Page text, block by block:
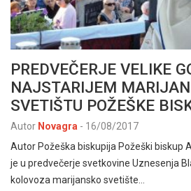
PREDVEČERJE VELIKE
NAJSTARIJEM
SVETIŠTU POŽEŠKE
Autor Novagra - 16/08/2017
Autor Požeška biskupija Požeški biskup
je u predvečerje svetkovine Uznesenja
kolovoza marijansko svetište…